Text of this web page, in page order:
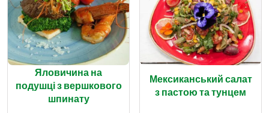
Яловичина на
подушці з вершкового
шпинату
Мексиканський салат
з пастою та тунцем